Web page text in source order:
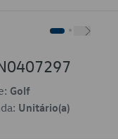
Golf
Unitário(a)